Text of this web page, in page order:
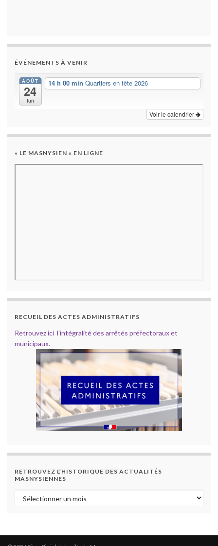
ÉVÉNEMENTS À VENIR
AOÛT
24
lun
14 h 00 min Quartiers en fête 2026
Voir le calendrier
« LE MASNYSIEN » EN LIGNE
RECUEIL DES ACTES ADMINISTRATIFS
Retrouvez ici l’intégralité des arrêtés préfectoraux et
municipaux.
RETROUVEZ L’HISTORIQUE DES ACTUALITÉS
MASNYSIENNES
Retrouvez l’historique des actualités masnysiennes